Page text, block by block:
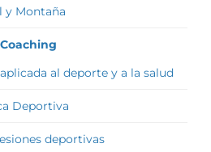
y Montaña
al deporte y a la salud
Deportiva
deportivas